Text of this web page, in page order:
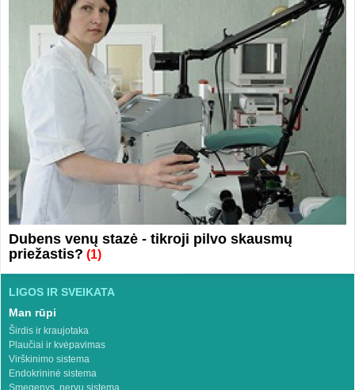
Dubens venų stazė - tikroji pilvo skausmų
priežastis? (1)
LIGOS IR SVEIKATA
Man rūpi
Širdis ir kraujotaka
Plaučiai ir kvėpavimas
Virškinimo sistema
Endokrininė sistema
Smegenys, nervų sistema